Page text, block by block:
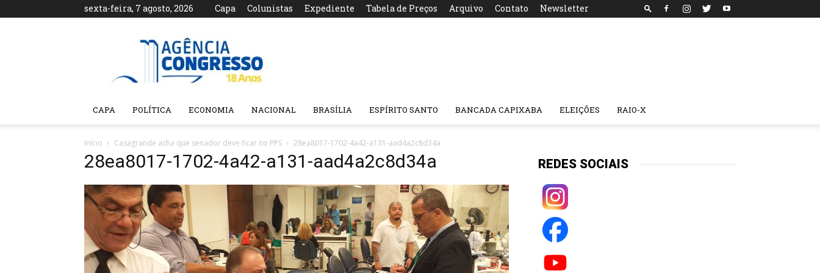
sexta-feira, 7 agosto, 2026 Capa Colunistas Expediente Tabela de Preços Arquivo Contato Newsletter
Agência
CAPA POLÍTICA ECONOMIA NACIONAL BRASÍLIA ESPÍRITO SANTO BANCADA CAPIXABA ELEIÇÕES RAIO-X
Início Casagrande acha que senador deve ficar no PPS 28ea8017-1702-4a42-a131-aad4a2c8d34a
28ea8017-1702-4a42-a131-aad4a2c8d34a REDES SOCIAIS